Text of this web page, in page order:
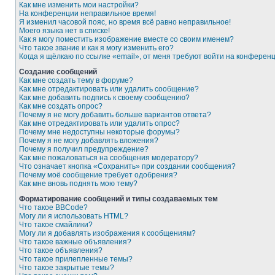
Как мне изменить мои настройки?
На конференции неправильное время!
Я изменил часовой пояс, но время всё равно неправильное!
Моего языка нет в списке!
Как я могу поместить изображение вместе со своим именем?
Что такое звание и как я могу изменить его?
Когда я щёлкаю по ссылке «email», от меня требуют войти на
Создание сообщений
Как мне создать тему в форуме?
Как мне отредактировать или удалить сообщение?
Как мне добавить подпись к своему сообщению?
Как мне создать опрос?
Почему я не могу добавить больше вариантов ответа?
Как мне отредактировать или удалить опрос?
Почему мне недоступны некоторые форумы?
Почему я не могу добавлять вложения?
Почему я получил предупреждение?
Как мне пожаловаться на сообщения модератору?
Что означает кнопка «Сохранить» при создании сообщения?
Почему моё сообщение требует одобрения?
Как мне вновь поднять мою тему?
Форматирование сообщений и типы создаваемых тем
Что такое BBCode?
Могу ли я использовать HTML?
Что такое смайлики?
Могу ли я добавлять изображения к сообщениям?
Что такое важные объявления?
Что такое объявления?
Что такое прилепленные темы?
Что такое закрытые темы?